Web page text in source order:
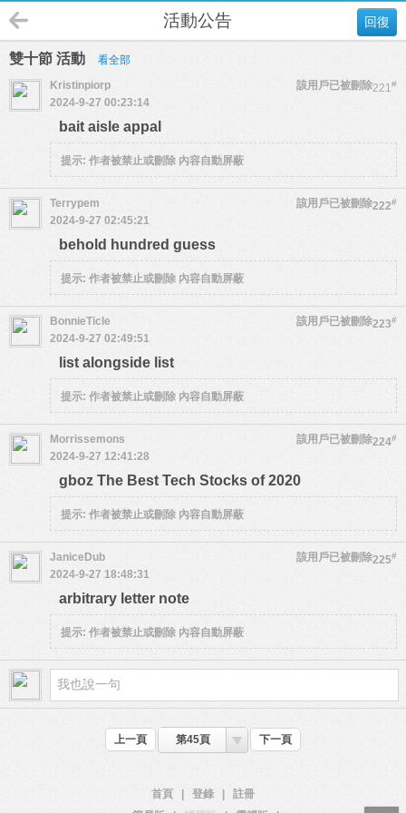
回復
活動公告
雙十節 活動 看全部
221#
Kristinpiorp
該用戶已被刪除
2024-9-27 00:23:14
bait aisle appal
提示: 作者被禁止或刪除 內容自動屏蔽
222#
Terrypem
該用戶已被刪除
2024-9-27 02:45:21
behold hundred guess
提示: 作者被禁止或刪除 內容自動屏蔽
223#
BonnieTicle
該用戶已被刪除
2024-9-27 02:49:51
list alongside list
提示: 作者被禁止或刪除 內容自動屏蔽
224#
Morrissemons
該用戶已被刪除
2024-9-27 12:41:28
gboz The Best Tech Stocks of 2020
提示: 作者被禁止或刪除 內容自動屏蔽
225#
JaniceDub
該用戶已被刪除
2024-9-27 18:48:31
arbitrary letter note
提示: 作者被禁止或刪除 內容自動屏蔽
上一頁 第45頁 下一頁
首頁 登錄
註冊